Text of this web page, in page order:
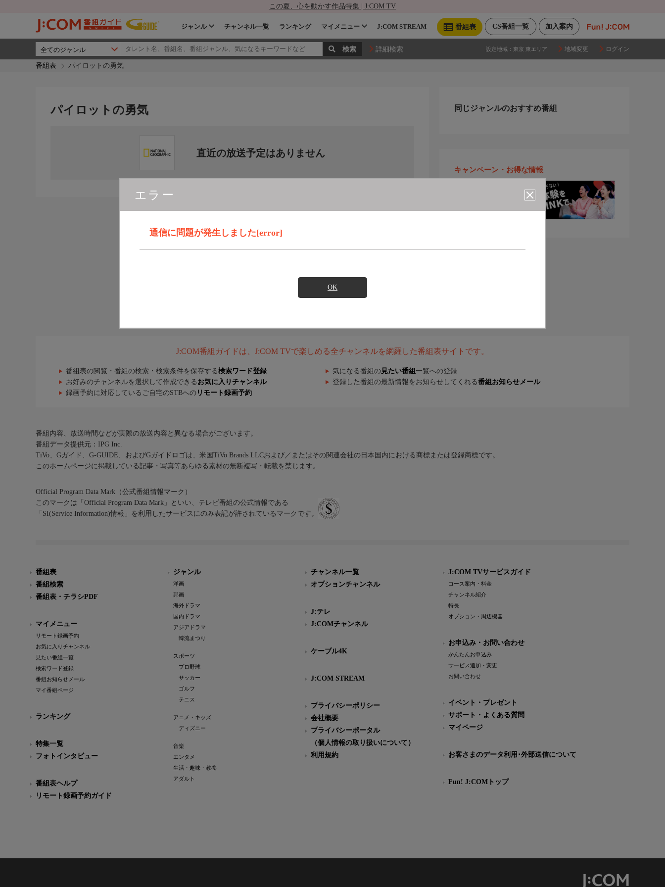
この夏、心を動かす作品特集 | J:COM TV
加入案内
CS番組一覧
番組表
ジャンル チャンネル一覧 ランキング マイメニュー J:COM STREAM
詳細検索 設定地域： 東京 東エリア 地域変更 ログイン
番組表 パイロットの勇気
エラー
通信に問題が発生しました[error]
OK
パイロットの勇気
直近の放送予定はありません
同じジャンルのおすすめ番組
キャンペーン・お得な情報
J:COM番組ガイドは、J:COM TVで楽しめる全チャンネルを網羅した番組表サイトです。
番組表の閲覧・番組の検索・検索条件を保存する検索ワード登録 気になる番組の 見たい番組 一覧への登録
お好みのチャンネルを選択して作成できる お気に入りチャンネル 登録した番組の最新情報をお知らせしてくれる番組お知らせメール
録画予約に対応しているご自宅のSTBへの リモート録画予約
番組内容、放送時間などが実際の放送内容と異なる場合がございます。
番組データ提供元：IPG Inc.
TiVo、Gガイド、G-GUIDE、およびGガイドロゴは、米国TiVo Brands LLCおよび／またはその関連会社の日本国内における商標または登録商標です。
このホームページに掲載している記事・写真等あらゆる素材の無断複写・転載を禁じます。
Official Program Data Mark（公式番組情報マーク）
このマークは「Official Program Data Mark」といい、テレビ番組の公式情報である
「SI(Service Information)情報」を利用したサービスにのみ表記が許されているマークです。
番組表
番組検索
番組表・チラシPDF
マイメニュー
リモート録画予約
お気に入りチャンネル
見たい番組一覧
検索ワード登録
番組お知らせメール
マイ番組ページ
ランキング
特集一覧
フォトインタビュー
番組表ヘルプ
リモート録画予約ガイド
ジャンル
洋画
邦画
海外ドラマ
国内ドラマ
アジアドラマ
韓流まつり
スポーツ
プロ野球
サッカー
ゴルフ
テニス
アニメ・キッズ
ディズニー
音楽
エンタメ
生活・趣味・教養
アダルト
チャンネル一覧
オプションチャンネル
J:テレ
J:COMチャンネル
ケーブル4K
J:COM STREAM
プライバシーポリシー
会社概要
プライバシーポータル
（個人情報の取り扱いについて）
利用規約
J:COM TVサービスガイド
コース案内・料金
チャンネル紹介
特長
オプション・周辺機器
お申込み・お問い合わせ
かんたんお申込み
サービス追加・変更
お問い合わせ
イベント・プレゼント
サポート・よくある質問
マイページ
お客さまのデータ利用･外部送信について
Fun! J:COMトップ